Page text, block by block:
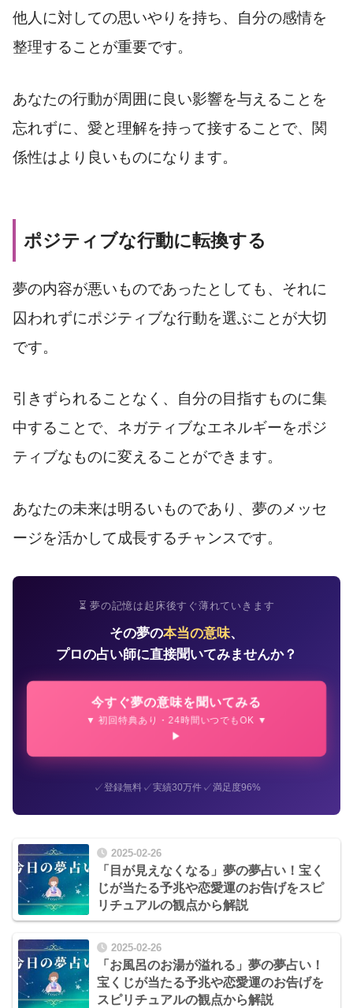
他人に対しての思いやりを持ち、自分の感情を
整理することが重要です。
あなたの行動が周囲に良い影響を与えることを
忘れずに、愛と理解を持って接することで、関
係性はより良いものになります。
ポジティブな行動に転換する
夢の内容が悪いものであったとしても、それに
囚われずにポジティブな行動を選ぶことが大切
です。
引きずられることなく、自分の目指すものに集
中することで、ネガティブなエネルギーをポジ
ティブなものに変えることができます。
あなたの未来は明るいものであり、夢のメッセ
ージを活かして成長するチャンスです。
⏳ 夢の記憶は起床後すぐ薄れていきます
その夢の本当の意味、
プロの占い師に直接聞いてみませんか？
今すぐ夢の意味を聞いてみる
▼ 初回特典あり・24時間いつでもOK ▼
✓登録無料✓実績30万件✓満足度96%
2025-02-26
「目が見えなくなる」夢の夢占い！宝く
じが当たる予兆や恋愛運のお告げをスピ
リチュアルの観点から解説
2025-02-26
「お風呂のお湯が溢れる」夢の夢占い！
宝くじが当たる予兆や恋愛運のお告げを
スピリチュアルの観点から解説